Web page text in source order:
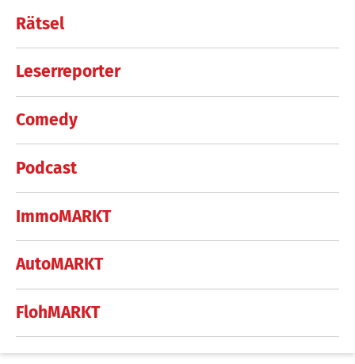
Rätsel
Leserreporter
Comedy
Podcast
ImmoMARKT
AutoMARKT
FlohMARKT